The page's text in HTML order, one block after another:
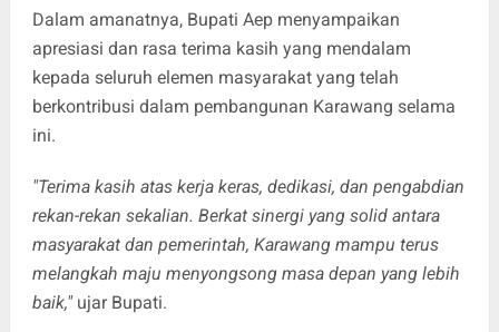
Dalam amanatnya, Bupati Aep menyampaikan
apresiasi dan rasa terima kasih yang mendalam
kepada seluruh elemen masyarakat yang telah
berkontribusi dalam pembangunan Karawang selama
ini.
"Terima kasih atas kerja keras, dedikasi, dan pengabdian
rekan-rekan sekalian. Berkat sinergi yang solid antara
masyarakat dan pemerintah, Karawang mampu terus
melangkah maju menyongsong masa depan yang lebih
baik,"ujar Bupati.